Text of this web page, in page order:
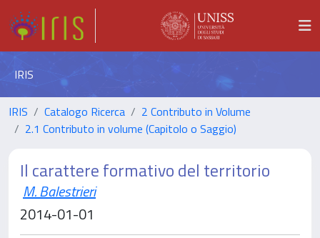
IRIS
IRIS Catalogo Ricerca
2 Contributo in Volume
2.1 Contributo in volume (Capitolo o Saggio)
Il carattere formativo del territorio
M. Balestrieri
2014-01-01